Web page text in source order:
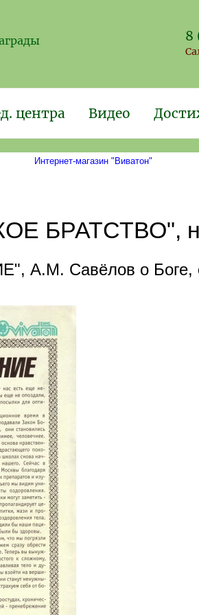
8
центра Видео
Интернет-магазин "Виватон"
БРАТСТВО",
Савёлов о Боге, о